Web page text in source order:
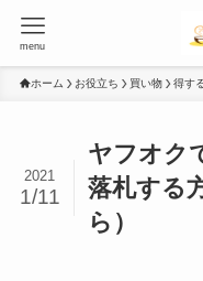
menu
ホーム お役立ち 買い物 得す
ヤフオク
落札する
ら）
2021
1/11